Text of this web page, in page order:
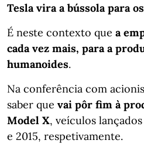
Tesla vira a bússola para
É neste contexto que a
cada vez mais, para a
humanoides.
Na conferência com
saber que vai pôr fim à
Model X, veículos
e 2015, respetivamente.